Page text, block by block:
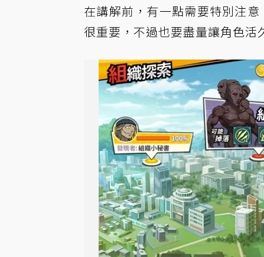
在講解前，有一點需要特別注意
很重要，不過也要盡量讓角色活